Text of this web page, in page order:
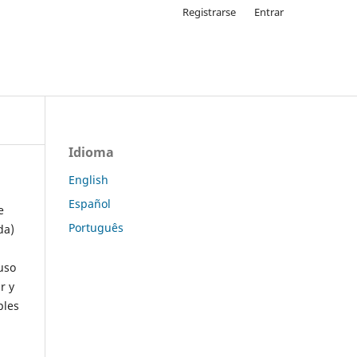
Registrarse Entrar
y
Idioma
English
Español
Português